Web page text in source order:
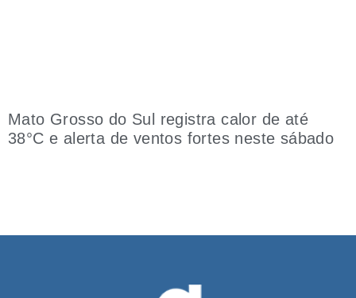
Mato Grosso do Sul registra calor de até
38°C e alerta de ventos fortes neste sábado